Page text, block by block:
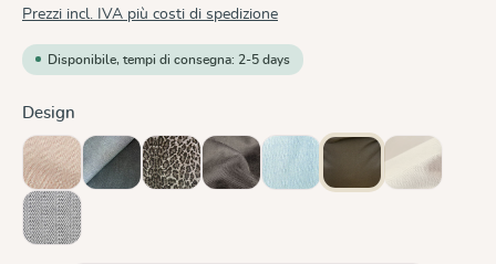
Prezzi incl. IVA più costi di spedizione
Disponibile, tempi di consegna: 2-5 days
Seleziona
Design
CinnamonDoubleface Anthracite
Leo Mocca Ocean Olive Sand
(Questa
Silver